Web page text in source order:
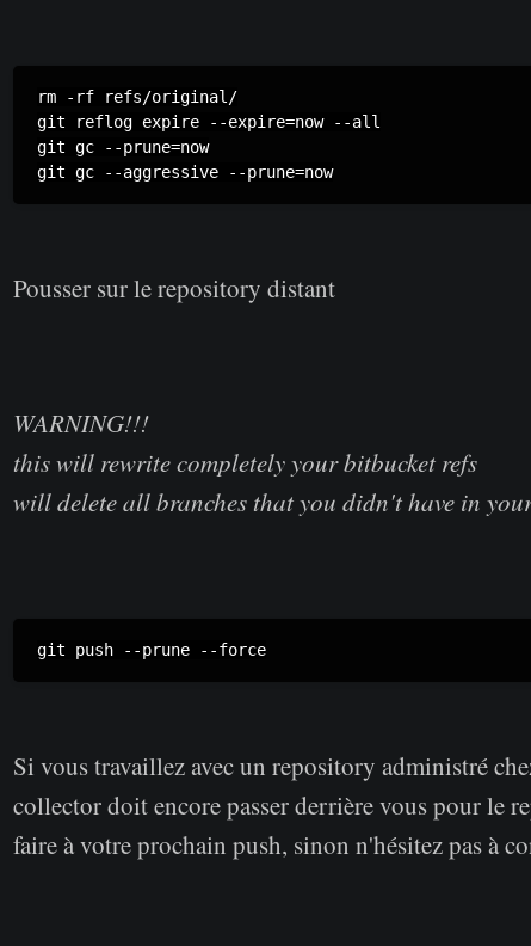
rm -rf refs/original/
git reflog expire --expire=now --all
git gc --prune=now
Pousser sur le repository distant
WARNING!!!
this will rewrite completely your bitbucket refs
will delete all branches that you didn't have in
Si vous travaillez avec un repository administré
collector doit encore passer derrière vous pour le
faire à votre prochain push, sinon n'hésitez pas à